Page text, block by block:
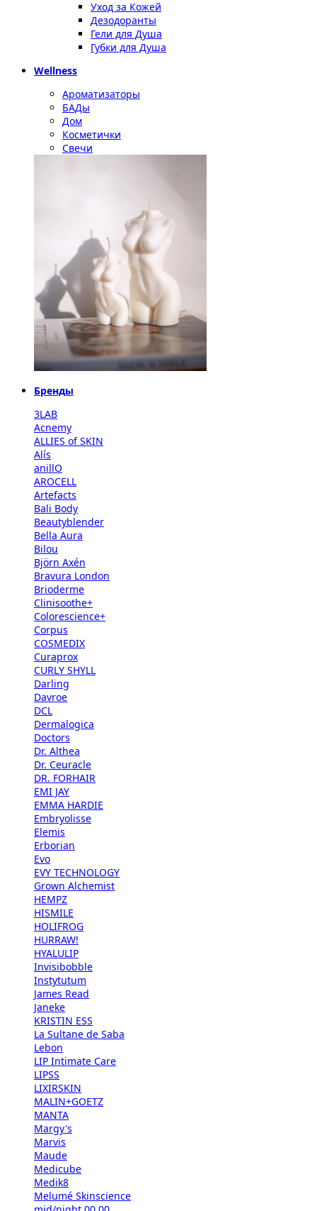
Уход за Кожей
Дезодоранты
Гели для Душа
Губки для Душа
Wellness
Ароматизаторы
БАДы
Дом
Косметички
Свечи
Бренды
3LAB
Acnemy
ALLIES of SKIN
Alís
anillO
AROCELL
Artefacts
Bali Body
Beautyblender
Bella Aura
Bilou
Björn Axén
Bravura London
Brioderme
Clinisoothe+
Colorescience+
Corpus
COSMEDIX
Curaprox
CURLY SHYLL
Darling
Davroe
DCL
Dermalogica
Doctors
Dr. Althea
Dr. Ceuracle
DR. FORHAIR
EMI JAY
EMMA HARDIE
Embryolisse
Elemis
Erborian
Evo
EVY TECHNOLOGY
Grown Alchemist
HEMPZ
HISMILE
HOLIFROG
HURRAW!
HYALULIP
Invisibobble
Instytutum
James Read
Janeke
KRISTIN ESS
La Sultane de Saba
Lebon
LIP Intimate Care
LIPSS
LIXIRSKIN
MALIN+GOETZ
MANTA
Margy's
Marvis
Maude
Medicube
Medik8
Melumé Skinscience